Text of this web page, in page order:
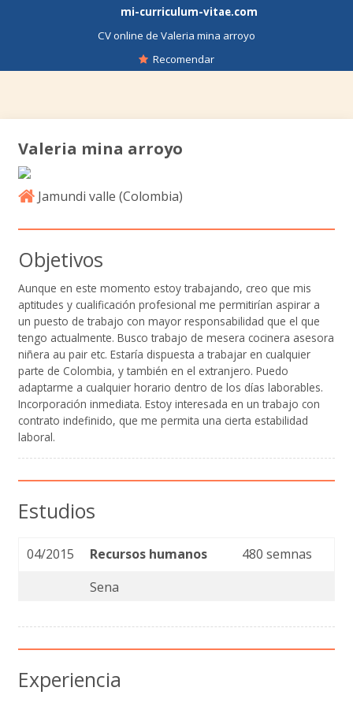
mi-curriculum-vitae.com
CV online de Valeria mina arroyo
Recomendar
Valeria mina arroyo
Jamundi valle (Colombia)
Objetivos
Aunque en este momento estoy trabajando, creo que mis
aptitudes y cualificación profesional me permitirían aspirar a
un puesto de trabajo con mayor responsabilidad que el que
tengo actualmente. Busco trabajo de mesera cocinera asesora
niñera au pair etc. Estaría dispuesta a trabajar en cualquier
parte de Colombia, y también en el extranjero. Puedo
adaptarme a cualquier horario dentro de los días laborables.
Incorporación inmediata. Estoy interesada en un trabajo con
contrato indefinido, que me permita una cierta estabilidad
laboral.
Estudios
04/2015 Recursos humanos
480 semnas
Sena
Experiencia